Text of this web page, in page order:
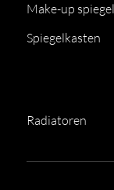
Make-up
Spiegelkasten
Radiatoren